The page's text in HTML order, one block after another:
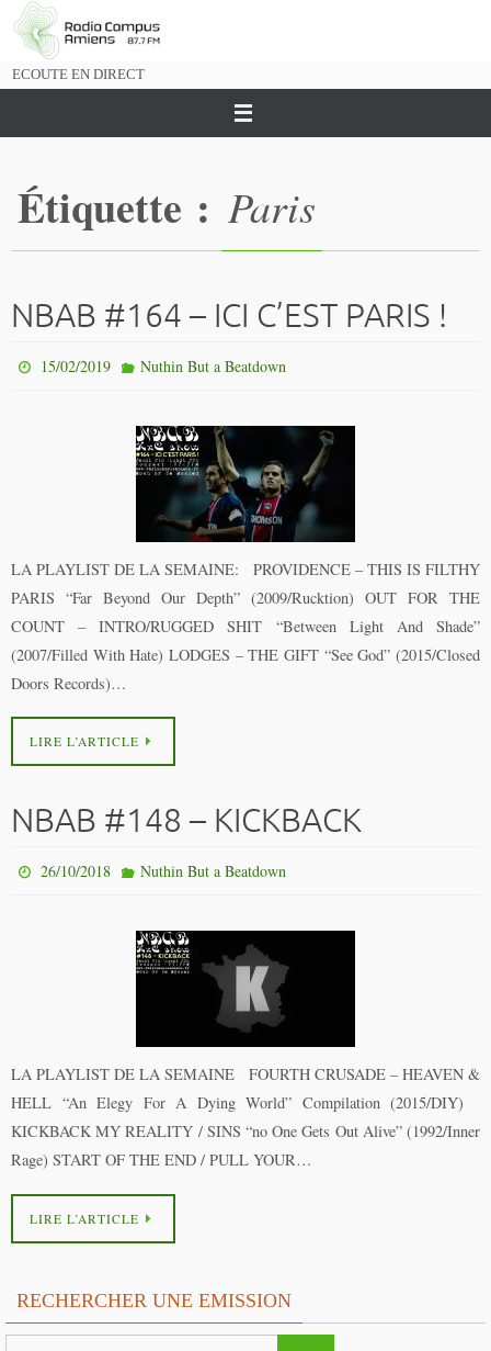
Passer
vers
ECOUTE EN DIRECT
Étiquette : Paris
NBAB #164 – ICI C’EST PARIS !
15/02/2019 Nuthin But a Beatdown
LA PLAYLIST DE LA SEMAINE: PROVIDENCE – THIS IS FILTHY
PARIS “Far Beyond Our Depth” (2009/Rucktion) OUT FOR THE
COUNT – INTRO/RUGGED SHIT “Between Light And Shade”
(2007/Filled With Hate) LODGES – THE GIFT “See God” (2015/Closed
Doors Records)…
LIRE L’ARTICLE
NBAB #148 – KICKBACK
26/10/2018 Nuthin But a Beatdown
LA PLAYLIST DE LA SEMAINE FOURTH CRUSADE – HEAVEN &
HELL “An Elegy For A Dying World” Compilation (2015/DIY)
KICKBACK MY REALITY / SINS “no One Gets Out Alive” (1992/Inner
Rage) START OF THE END / PULL YOUR…
LIRE L’ARTICLE
RECHERCHER UNE EMISSION